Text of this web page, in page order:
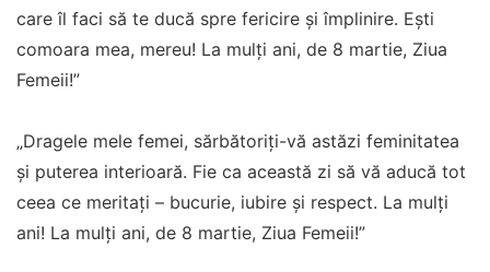
care îl faci să te ducă spre fericire și împlinire. Ești
comoara mea, mereu! La mulţi ani, de 8 martie, Ziua
Femeii!”
„Dragele mele femei, sărbătoriți-vă astăzi feminitatea
și puterea interioară. Fie ca această zi să vă aducă tot
ceea ce meritați – bucurie, iubire și respect. La mulți
ani! La mulţi ani, de 8 martie, Ziua Femeii!”